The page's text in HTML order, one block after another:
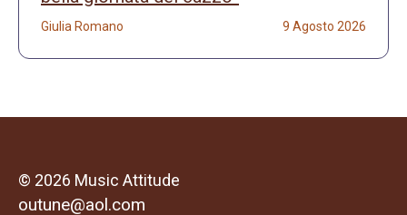
Giulia Romano 9 Agosto 2026
© 2026 Music Attitude
outune@aol.com